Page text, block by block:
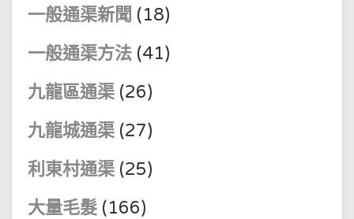
一般通渠新聞 (18)
一般通渠方法 (41)
九龍區通渠 (26)
九龍城通渠 (27)
利東村通渠 (25)
大量毛髮 (166)